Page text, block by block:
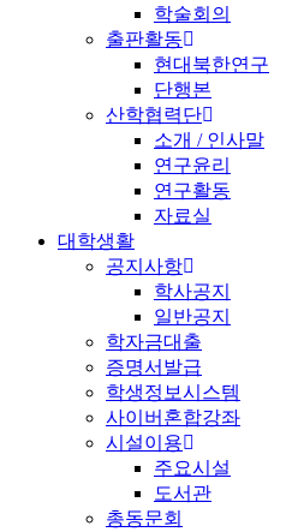
학술회의
출판활동
현대북한연구
단행본
산학협력단
소개 / 인사말
연구윤리
연구활동
자료실
대학생활
공지사항
학사공지
일반공지
학자금대출
증명서발급
학생정보시스템
사이버혼합강좌
시설이용
주요시설
도서관
총동문회